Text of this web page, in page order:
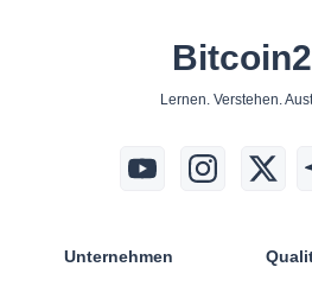
Lernen. Verstehen.
Unternehmen